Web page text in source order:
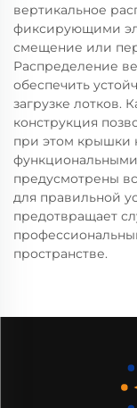
вертикальное
фиксирующими
смещение или
Распределение
обеспечить
загрузке лотков.
конструкция
при этом крышки
предусмотрены
для правильной
предотвращает
пространстве.